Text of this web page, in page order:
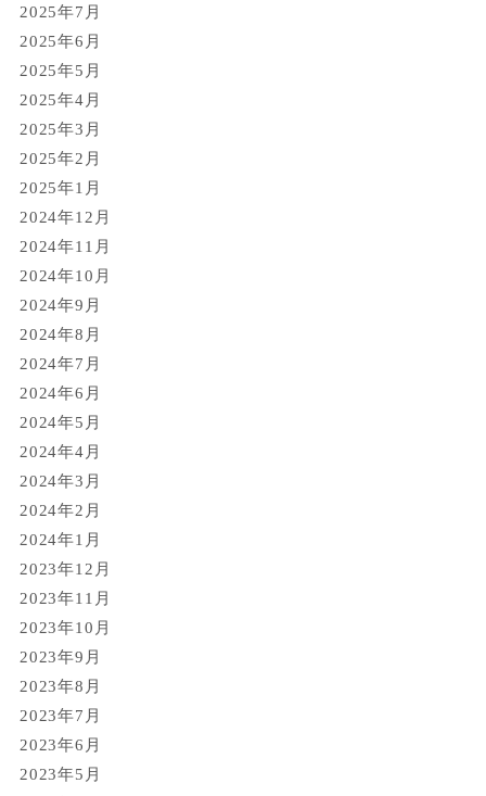
2025年7月
2025年6月
2025年5月
2025年4月
2025年3月
2025年2月
2025年1月
2024年12月
2024年11月
2024年10月
2024年9月
2024年8月
2024年7月
2024年6月
2024年5月
2024年4月
2024年3月
2024年2月
2024年1月
2023年12月
2023年11月
2023年10月
2023年9月
2023年8月
2023年7月
2023年6月
2023年5月